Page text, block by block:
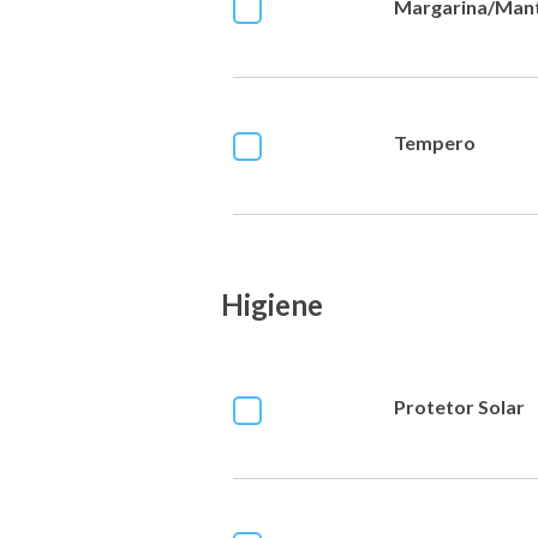
Margarina/
Tempero
Higiene
Protetor Solar